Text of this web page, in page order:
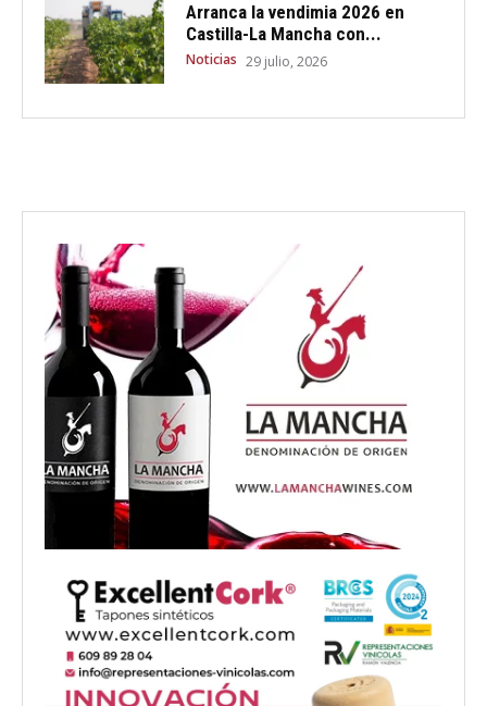
Arranca la vendimia 2026 en
Castilla-La Mancha con...
Noticias 29 julio, 2026